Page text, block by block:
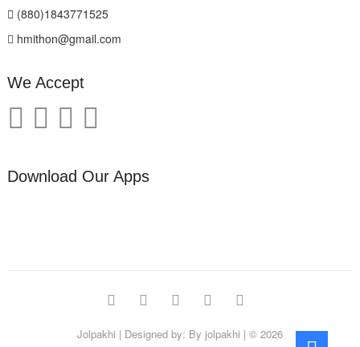
(880)1843771525
hmithon@gmail.com
We Accept
Download Our Apps
facebooktwitterpinterestinstagramlinkedin
Jolpakhi | Designed by: By jolpakhi | © 2026 Go